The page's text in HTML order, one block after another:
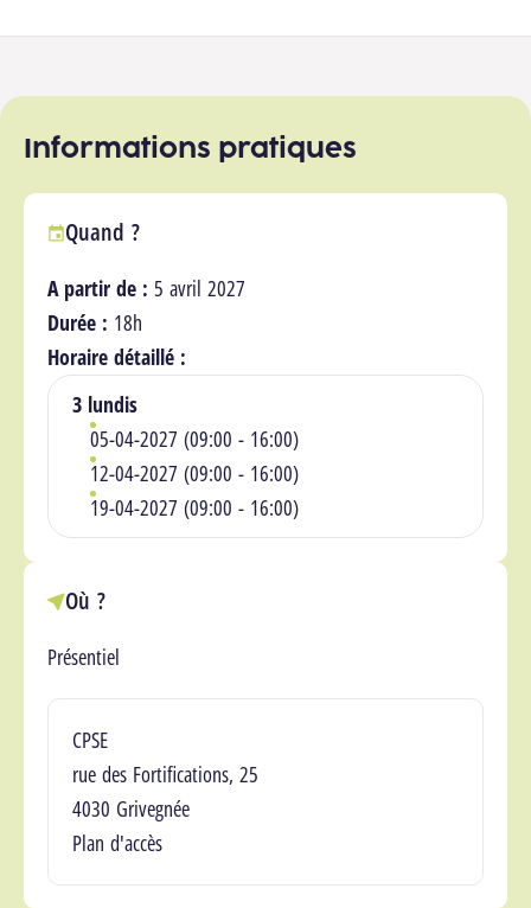
Informations pratiques
Quand ?
A partir de : 5 avril 2027
Durée : 18h
Horaire détaillé :
3 lundis
05-04-2027 (09:00 - 16:00)
12-04-2027 (09:00 - 16:00)
19-04-2027 (09:00 - 16:00)
Où ?
Présentiel
Lieu(x)
CPSE
rue des Fortifications, 25
4030 Grivegnée
Plan d'accès